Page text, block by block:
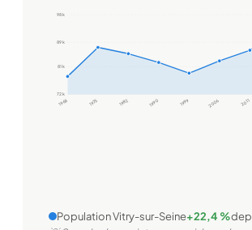
72 k
81 k
89 k
98 k
1968 1975 1982 1990 1999 2006 2011
Population Vitry-sur-Seine+22,4 %